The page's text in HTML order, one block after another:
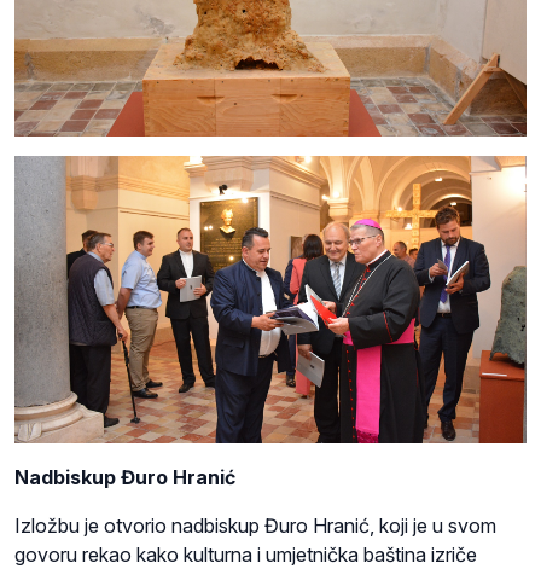
Nadbiskup Đuro Hranić
Izložbu je otvorio nadbiskup Đuro Hranić, koji je u svom
govoru rekao kako kulturna i umjetnička baština izriče